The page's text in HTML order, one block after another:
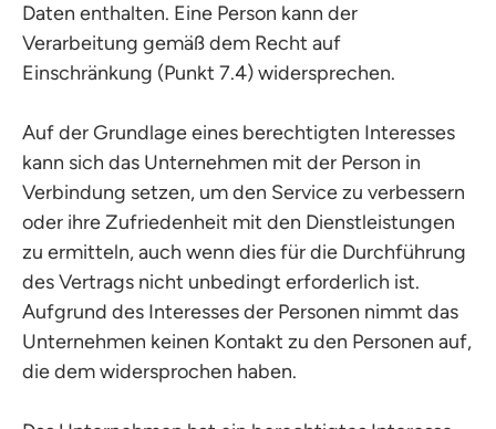
Daten enthalten. Eine Person kann der
Verarbeitung gemäß dem Recht auf
Einschränkung (Punkt 7.4) widersprechen.
Auf der Grundlage eines berechtigten Interesses
kann sich das Unternehmen mit der Person in
Verbindung setzen, um den Service zu verbessern
oder ihre Zufriedenheit mit den Dienstleistungen
zu ermitteln, auch wenn dies für die Durchführung
des Vertrags nicht unbedingt erforderlich ist.
Aufgrund des Interesses der Personen nimmt das
Unternehmen keinen Kontakt zu den Personen auf,
die dem widersprochen haben.